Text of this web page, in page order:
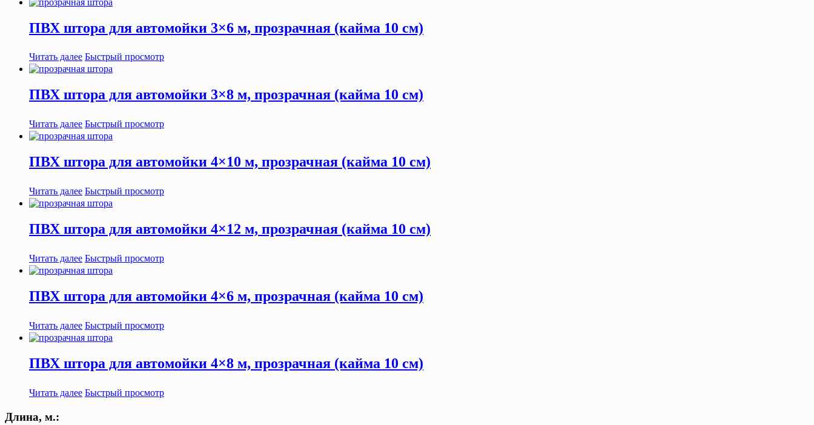
ПВХ штора для автомойки 3×6 м, прозрачная (кайма 10 см)
Читать далее Быстрый просмотр
ПВХ штора для автомойки 3×8 м, прозрачная (кайма 10 см)
Читать далее Быстрый просмотр
ПВХ штора для автомойки 4×10 м, прозрачная (кайма 10 см)
Читать далее Быстрый просмотр
ПВХ штора для автомойки 4×12 м, прозрачная (кайма 10 см)
Читать далее Быстрый просмотр
ПВХ штора для автомойки 4×6 м, прозрачная (кайма 10 см)
Читать далее Быстрый просмотр
ПВХ штора для автомойки 4×8 м, прозрачная (кайма 10 см)
Читать далее Быстрый просмотр
Длина, м.: